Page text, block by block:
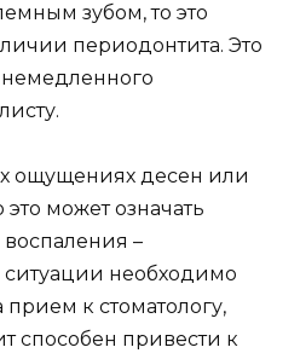
зубом, то это
периодонтита. Это
немедленного
ощущениях десен или
может означать
воспаления –
ситуации необходимо
прием к стоматологу,
способен привести к